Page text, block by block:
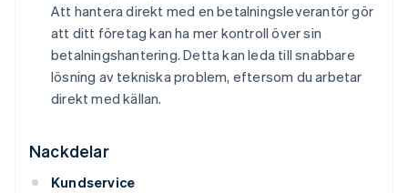
Att hantera direkt med en betalningsleverantör gör
att ditt företag kan ha mer kontroll över sin
betalningshantering. Detta kan leda till snabbare
lösning av tekniska problem, eftersom du arbetar
direkt med källan.
Nackdelar
Kundservice